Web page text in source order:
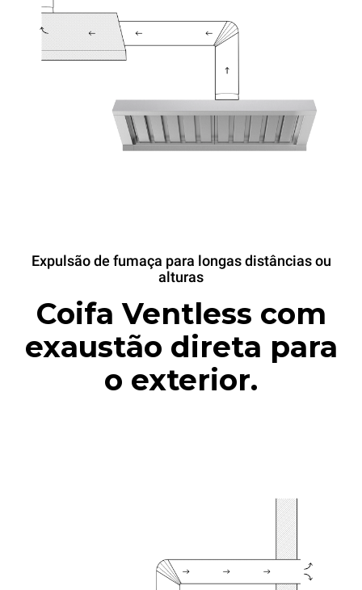
Expulsão de fumaça para longas distâncias ou
alturas
Coifa Ventless com
exaustão direta para
o exterior.